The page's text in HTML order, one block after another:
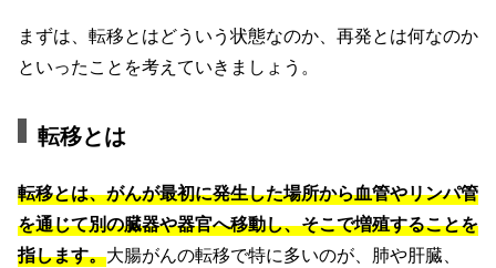
まずは、転移とはどういう状態なのか、再発とは何なのか
といったことを考えていきましょう。
転移とは
転移とは、がんが最初に発生した場所から血管やリンパ管
を通じて別の臓器や器官へ移動し、そこで増殖することを
指します。大腸がんの転移で特に多いのが、肺や肝臓、